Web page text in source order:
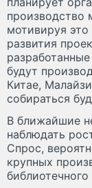
производство
мотивируя
развития
будут
Китае,
собираться
В ближайшие
наблюдать
Спрос,
крупных
библиотечного